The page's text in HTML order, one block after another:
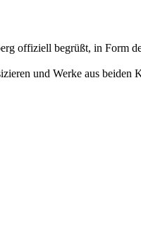
offiziell begrüßt, in Form
und Werke aus